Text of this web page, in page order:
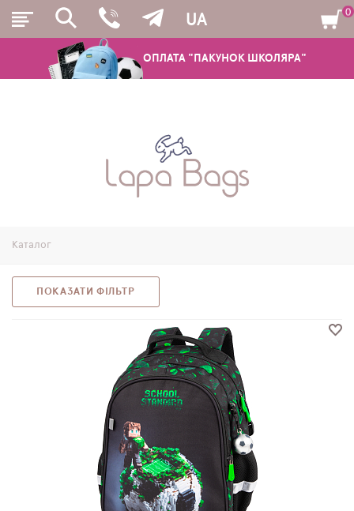
ОПЛАТА "ПАКУНОК ШКОЛЯРА"
UA
ШКІЛЬНІ РЮКЗАКИ ТА РАНЦІ
МОЛОДІЖНІ РЮКЗАКИ
ПЕНАЛИ
SCHOOL STANDARD
0
Каталог
ПОКАЗАТИ ФІЛЬТР